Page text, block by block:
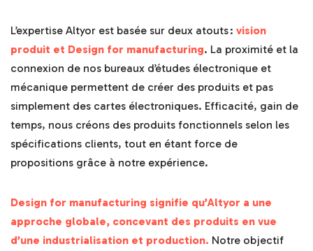
L’expertise Altyor est basée sur deux atouts : vision
produit et Design for manufacturing. La proximité et la
connexion de nos bureaux d’études électronique et
mécanique permettent de créer des produits et pas
simplement des cartes électroniques. Efficacité, gain de
temps, nous créons des produits fonctionnels selon les
spécifications clients, tout en étant force de
propositions grâce à notre expérience.
Design for manufacturing signifie qu’Altyor a une
approche globale, concevant des produits en vue
d’une industrialisation et production. Notre objectif